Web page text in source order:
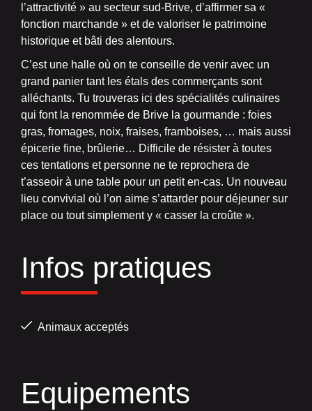
l’attractivité » au secteur sud-Brive, d’affirmer sa «
fonction marchande » et de valoriser le patrimoine
historique et bâti des alentours.
C’est une halle où on te conseille de venir avec un
grand panier tant les étals des commerçants sont
alléchants. Tu trouveras ici des spécialités culinaires
qui font la renommée de Brive la gourmande : foies
gras, fromages, noix, fraises, framboises, … mais aussi
épicerie fine, brûlerie… Difficile de résister à toutes
ces tentations et personne ne te reprochera de
t’asseoir à une table pour un petit en-cas. Un nouveau
lieu convivial où l’on aime s’attarder pour déjeuner sur
place ou tout simplement y « casser la croûte ».
Infos pratiques
Animaux acceptés
Equipements